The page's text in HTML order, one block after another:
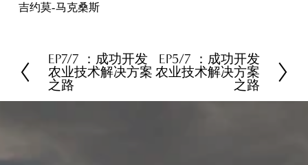
吉约莫-马克桑斯
上
一
页
EP7/7 ：成功开发
农业技术解决方案
之路
下
一
页
EP5/7 ：成功开发
农业技术解决方案
之路